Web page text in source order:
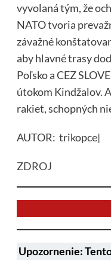
vyvolaná tým, že
NATO tvoria
závažné
aby hlavné trasy
Poľsko a CEZ
útokom Kindžalov.
rakiet, schopných
AUTOR: trikopce|
ZDROJ
Upozornenie: